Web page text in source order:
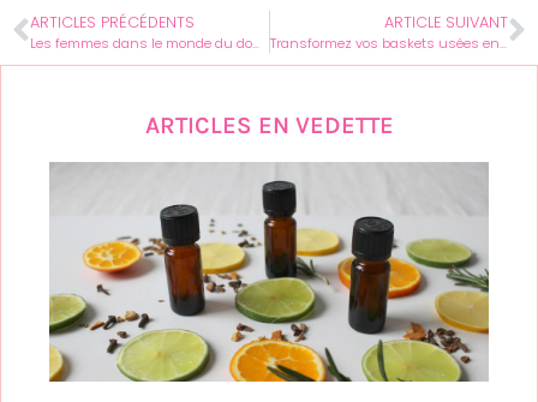
ARTICLES PRÉCÉDENTS
Les femmes dans le monde du doujindesu : une immersion fascinante et diversifiée
ARTICLE SUIVANT
Transformez vos baskets usées en pièces uniques et tendances
ARTICLES EN VEDETTE